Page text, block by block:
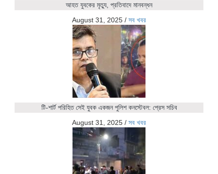
আহত যুবকের মৃত্যু, প্রতিবাদে মানবন্ধন
August 31, 2025 / সব খবর
টি-শার্ট পরিহিত সেই যুবক একজন পুলিশ কনস্টেবল: প্রেস সচিব
August 31, 2025 / সব খবর